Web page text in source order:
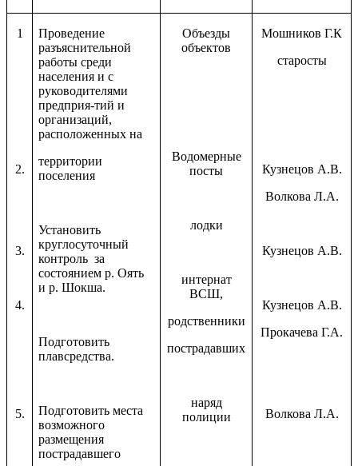
1
2.
3.
4.
5.
Проведение
разъяснительной
работы среди
населения и с
руководителями
предприя-тий и
организаций,
расположенных на
территории
поселения
Установить
круглосуточный
контроль за
состоянием р. Оять
и р. Шокша.
Подготовить
плавсредства.
Подготовить места
возможного
размещения
пострадавшего
Объезды
объектов
Водомерные
посты
лодки
интернат
ВСШ,
родственники
пострадавших
наряд
полиции
Мошников Г.К
старосты
Кузнецов А.В.
Волкова Л.А.
Кузнецов А.В.
Кузнецов А.В.
Прокачева Г.А.
Волкова Л.А.